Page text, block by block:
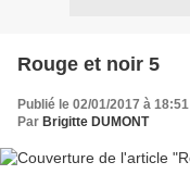
Rouge et noir 5
Publié le 02/01/2017 à 18:51
Par Brigitte DUMONT